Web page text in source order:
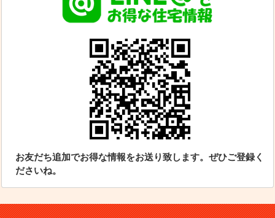
お友だち追加でお得な情報をお送り致します。ぜひご登録く
ださいね。